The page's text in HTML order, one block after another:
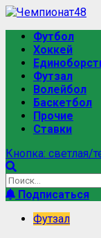
Футбол
Хоккей
Футзал
Волейбол
Баскетбол
Прочие
Ставки
Кнопка: светлая/
Подписаться
Футзал